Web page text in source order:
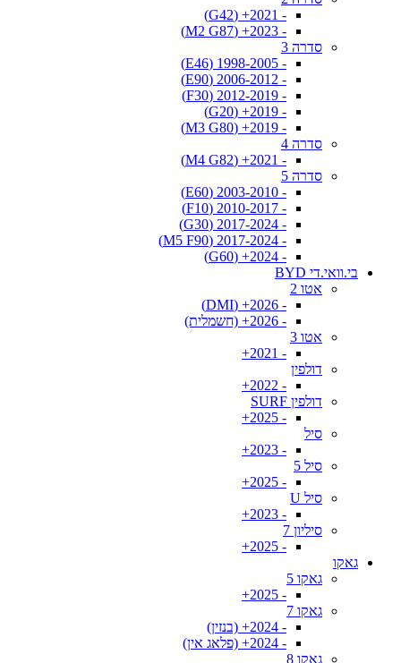
- 2021+ (G42)
- 2023+ (M2 G87)
סדרה 3
- 1998-2005 (E46)
- 2006-2012 (E90)
- 2012-2019 (F30)
- 2019+ (G20)
- 2019+ (M3 G80)
סדרה 4
- 2021+ (M4 G82)
סדרה 5
- 2003-2010 (E60)
- 2010-2017 (F10)
- 2017-2024 (G30)
- 2017-2024 (M5 F90)
- 2024+ (G60)
בי.וואי.די BYD
אטו 2
- 2026+ (DMI)
- 2026+ (חשמלית)
אטו 3
- 2021+
דולפין
- 2022+
דולפין SURF
- 2025+
סיל
- 2023+
סיל 5
- 2025+
סיל U
- 2023+
סיליון 7
- 2025+
גאקו
גאקו 5
- 2025+
גאקו 7
- 2024+ (בנזין)
- 2024+ (פלאג אין)
גאקו 8